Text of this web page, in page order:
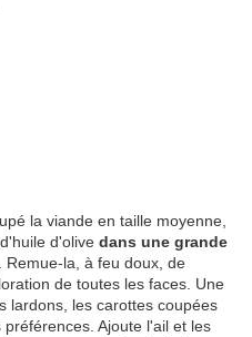
la viande en taille moyenne,
d'olive dans une grande
Remue-la, à feu doux, de
de toutes les faces. Une
lardons, les carottes coupées
Ajoute l'ail et les